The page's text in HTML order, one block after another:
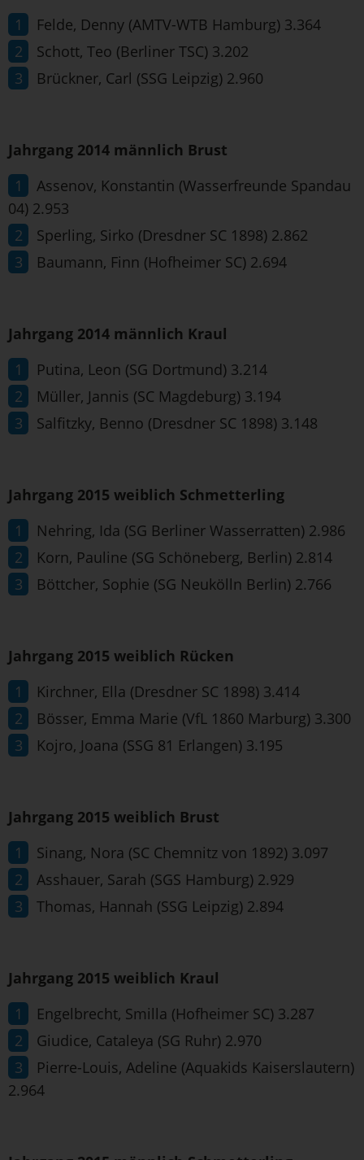
Felde, Denny (AMTV-WTB Hamburg) 3.364
Schott, Teo (Berliner TSC) 3.202
Brückner, Carl (SSG Leipzig) 2.960
Jahrgang 2014 männlich Brust
Assenov, Konstantin (Wasserfreunde Spandau
04) 2.953
Sperling, Sirko (Dresdner SC 1898) 2.862
Baumann, Finn (Hofheimer SC) 2.694
Jahrgang 2014 männlich Kraul
Putina, Leon (SG Dortmund) 3.214
Müller, Jannis (SC Magdeburg) 3.194
Salfitzky, Benno (Dresdner SC 1898) 3.148
Jahrgang 2015 weiblich Schmetterling
Nehring, Ida (SG Berliner Wasserratten) 2.986
Korn, Pauline (SG Schöneberg, Berlin) 2.814
Böttcher, Sophie (SG Neukölln Berlin) 2.766
Jahrgang 2015 weiblich Rücken
Kirchner, Ella (Dresdner SC 1898) 3.414
Bösser, Emma Marie (VfL 1860 Marburg) 3.300
Kojro, Joana (SSG 81 Erlangen) 3.195
Jahrgang 2015 weiblich Brust
Sinang, Nora (SC Chemnitz von 1892) 3.097
Asshauer, Sarah (SGS Hamburg) 2.929
Thomas, Hannah (SSG Leipzig) 2.894
Jahrgang 2015 weiblich Kraul
Engelbrecht, Smilla (Hofheimer SC) 3.287
Giudice, Cataleya (SG Ruhr) 2.970
Pierre-Louis, Adeline (Aquakids Kaiserslautern)
2.964